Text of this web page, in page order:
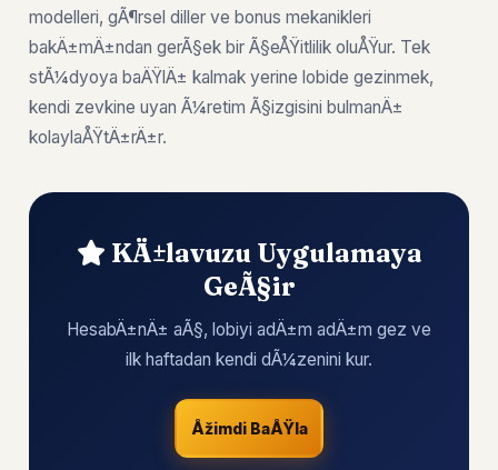
modelleri, gÃ¶rsel diller ve bonus mekanikleri
bakÄ±mÄ±ndan gerÃ§ek bir Ã§eÅŸitlilik oluÅŸur. Tek
stÃ¼dyoya baÄŸlÄ± kalmak yerine lobide gezinmek,
kendi zevkine uyan Ã¼retim Ã§izgisini bulmanÄ±
kolaylaÅŸtÄ±rÄ±r.
KÄ±lavuzu Uygulamaya
GeÃ§ir
HesabÄ±nÄ± aÃ§, lobiyi adÄ±m adÄ±m gez ve
ilk haftadan kendi dÃ¼zenini kur.
Åžimdi BaÅŸla